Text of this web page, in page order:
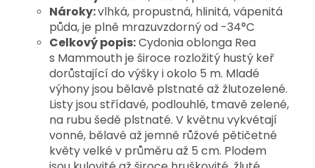
Nároky:vlhká, propustná, hlinitá, vápenitá
půda, je plně mrazuvzdorný od -34°C
Celkový popis:Cydonia oblonga Rea
s Mammouth je široce rozložitý hustý keř
dorůstající do výšky i okolo 5 m. Mladé
výhony jsou bělavě plstnaté až žlutozelené.
Listy jsou střídavé, podlouhlé, tmavě zelené,
na rubu šedě plstnaté. V květnu vykvétají
vonné, bělavé až jemně růžové pětičetné
květy velké v průměru až 5 cm. Plodem